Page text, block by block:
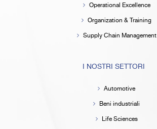
Operational Excellence
Organization & Training
Supply Chain Management
I NOSTRI SETTORI
Automotive
Beni industriali
Life Sciences